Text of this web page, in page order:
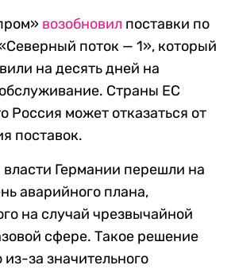
возобновил поставки по
поток — 1», который
на десять дней на
Страны ЕС
Россия может отказаться от
поставок.
Германии перешли на
аварийного плана,
на случай чрезвычайной
сфере. Такое решение
за значительного